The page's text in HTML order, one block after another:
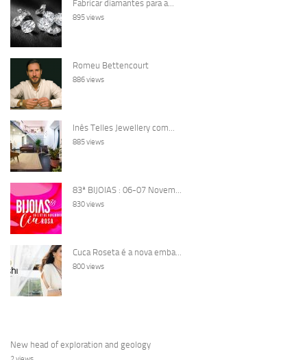
Fabricar diamantes para a...
895 views
Romeu Bettencourt
886 views
Inês Telles Jewellery com...
885 views
83ª BIJOIAS : 06-07 Novem...
830 views
Cuca Roseta é a nova emba...
800 views
New head of exploration and geology